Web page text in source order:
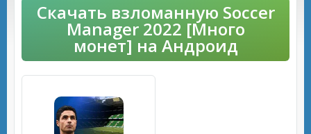
Скачать взломанную Soccer
Manager 2022 [Много
монет] на Андроид